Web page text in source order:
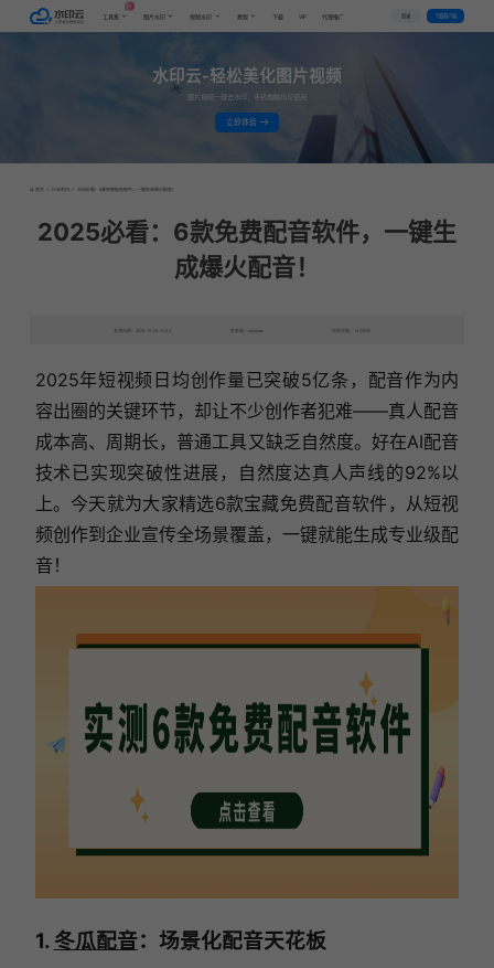
工具集 图片水印 视频水印 教程 下载 VIP 代理推广 登录 下载客户端
水印云-轻松美化图片视频
图片视频一键去水印，手机电脑均可使用
立即体验
首页 > 行业资讯 > 2025必看：6款免费配音软件，一键生成爆火配音！
2025必看：6款免费配音软件，一键生
成爆火配音！
发布日期：2025-10-24 10:44 发表者：qianqian 浏览次数：14090次
2025年短视频日均创作量已突破5亿条，配音作为内
容出圈的关键环节，却让不少创作者犯难——真人配音
成本高、周期长，普通工具又缺乏自然度。好在AI配音
技术已实现突破性进展，自然度达真人声线的92%以
上。今天就为大家精选6款宝藏免费配音软件，从短视
频创作到企业宣传全场景覆盖，一键就能生成专业级配
音！
1. 冬瓜配音：场景化配音天花板